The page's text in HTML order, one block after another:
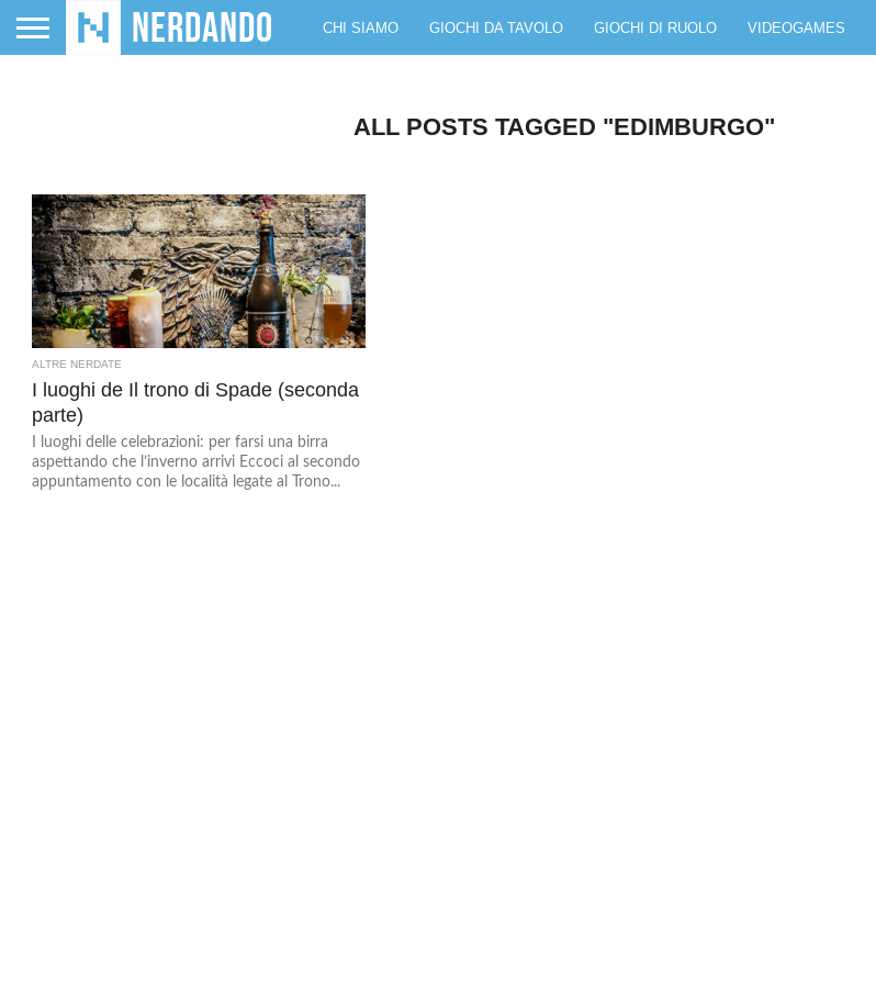
CHI SIAMO GIOCHI DA TAVOLO GIOCHI DI RUOLO VIDEOGAMES
ALL POSTS TAGGED "EDIMBURGO"
ALTRE NERDATE
I luoghi de Il trono di Spade (seconda
parte)
I luoghi delle celebrazioni: per farsi una birra
aspettando che l’inverno arrivi Eccoci al secondo
appuntamento con le località legate al Trono...